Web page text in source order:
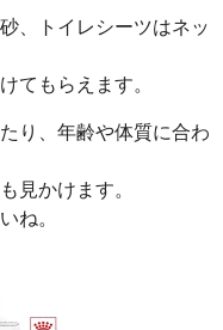
、トイレシーツはネッ
てもらえます。
り、年齢や体質に合わ
見かけます。
ね。